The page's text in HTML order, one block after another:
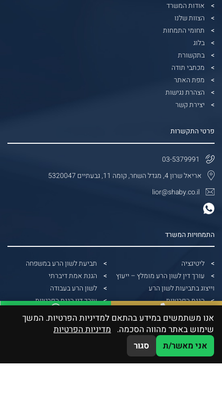
אודות המשרד
הצוות שלנו
תחומי התמחות
בלוג
בתקשורת
מכתבי תודה
מפת האתר
הצהרת נגישות
יצירת קשר
התמחויות המשרד
ליטיגציה
עורך דין לשון הרע מומלץ – ייעוץ
וייצוג בתביעות לשון הרע
הגנת הפרטיות
הונאות דיגיטליות
דיני בנקאות
גבייה משפטית
דיני חוזים וחברות
תביעה על שיימינג
תביעת לשון הרע במשפחה
הגנת אמת דיברתי
לשון הרע בעבודה
עורך דין הגנת הפרטיות
הפצת תמונות ללא אישור
עורך דין הוצאת דיבה
תביעת לשון הרע
פרטי התקשרות
03-5379991
אריאל שרון 4, מגדל השחר, קומה 11, גבעתיים 5320047
lior@shaby.co.il
03-5379991
WhatsApp
אנו משתמשים במידע בהתאם למדיניות הפרטיות. המשך
שימוש באתר מהווה הסכמה. מדיניות הפרטיות
אני מאשר/ת
סגור